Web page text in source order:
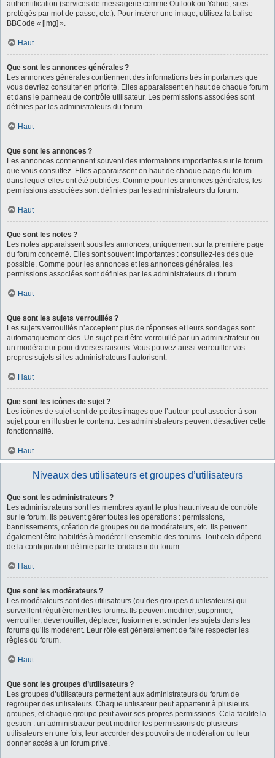
authentification (services de messagerie comme Outlook ou Yahoo, sites
protégés par mot de passe, etc.). Pour insérer une image, utilisez la balise
BBCode « [img] ».
Haut
Que sont les annonces générales ?
Les annonces générales contiennent des informations très importantes que
vous devriez consulter en priorité. Elles apparaissent en haut de chaque forum
et dans le panneau de contrôle utilisateur. Les permissions associées sont
définies par les administrateurs du forum.
Haut
Que sont les annonces ?
Les annonces contiennent souvent des informations importantes sur le forum
que vous consultez. Elles apparaissent en haut de chaque page du forum
dans lequel elles ont été publiées. Comme pour les annonces générales, les
permissions associées sont définies par les administrateurs du forum.
Haut
Que sont les notes ?
Les notes apparaissent sous les annonces, uniquement sur la première page
du forum concerné. Elles sont souvent importantes : consultez-les dès que
possible. Comme pour les annonces et les annonces générales, les
permissions associées sont définies par les administrateurs du forum.
Haut
Que sont les sujets verrouillés ?
Les sujets verrouillés n’acceptent plus de réponses et leurs sondages sont
automatiquement clos. Un sujet peut être verrouillé par un administrateur ou
un modérateur pour diverses raisons. Vous pouvez aussi verrouiller vos
propres sujets si les administrateurs l’autorisent.
Haut
Que sont les icônes de sujet ?
Les icônes de sujet sont de petites images que l’auteur peut associer à son
sujet pour en illustrer le contenu. Les administrateurs peuvent désactiver cette
fonctionnalité.
Haut
Niveaux des utilisateurs et groupes d’utilisateurs
Que sont les administrateurs ?
Les administrateurs sont les membres ayant le plus haut niveau de contrôle
sur le forum. Ils peuvent gérer toutes les opérations : permissions,
bannissements, création de groupes ou de modérateurs, etc. Ils peuvent
également être habilités à modérer l’ensemble des forums. Tout cela dépend
de la configuration définie par le fondateur du forum.
Haut
Que sont les modérateurs ?
Les modérateurs sont des utilisateurs (ou des groupes d’utilisateurs) qui
surveillent régulièrement les forums. Ils peuvent modifier, supprimer,
verrouiller, déverrouiller, déplacer, fusionner et scinder les sujets dans les
forums qu’ils modèrent. Leur rôle est généralement de faire respecter les
règles du forum.
Haut
Que sont les groupes d’utilisateurs ?
Les groupes d’utilisateurs permettent aux administrateurs du forum de
regrouper des utilisateurs. Chaque utilisateur peut appartenir à plusieurs
groupes, et chaque groupe peut avoir ses propres permissions. Cela facilite la
gestion : un administrateur peut modifier les permissions de plusieurs
utilisateurs en une fois, leur accorder des pouvoirs de modération ou leur
donner accès à un forum privé.